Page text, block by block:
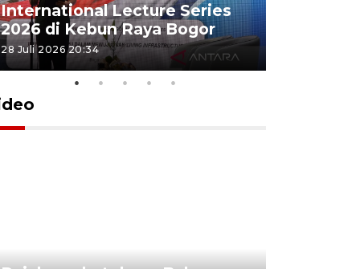
International Lecture Series
2026 di Kebun Raya Bogor
28 Juli 2026 20:34